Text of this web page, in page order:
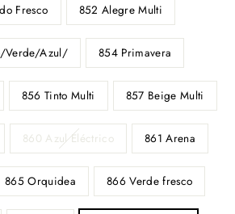
Fresco 852 Alegre Multi
Verde/Azul/ 854 Primavera
856 Tinto Multi 857 Beige Multi
860 Azul Eléctrico 861 Arena
865 Orquidea 866 Verde fresco